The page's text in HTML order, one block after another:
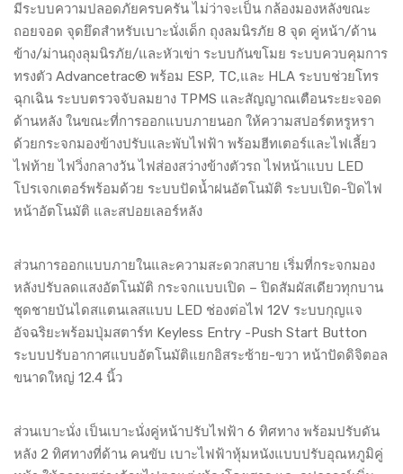
มีระบบความปลอดภัยครบครัน ไม่ว่าจะเป็น กล้องมองหลังขณะ
ถอยจอด จุดยึดสำหรับเบาะนั่งเด็ก ถุงลมนิรภัย 8 จุด คู่หน้า/ด้าน
ข้าง/ม่านถุงลุมนิรภัย/และหัวเข่า ระบบกันขโมย ระบบควบคุมการ
ทรงตัว Advancetrac® พร้อม ESP, TC,และ HLA ระบบช่วยโทร
ฉุกเฉิน ระบบตรวจจับลมยาง TPMS และสัญญาณเตือนระยะจอด
ด้านหลัง ในขณะที่การออกแบบภายนอก ให้ความสปอร์ตหรูหรา
ด้วยกระจกมองข้างปรับและพับไฟฟ้า พร้อมฮีทเตอร์และไฟเลี้ยว
ไฟท้าย ไฟวิ่งกลางวัน ไฟส่องสว่างข้างตัวรถ ไฟหน้าแบบ LED
โปรเจกเตอร์พร้อมด้วย ระบบปัดน้ำฝนอัตโนมัติ ระบบเปิด-ปิดไฟ
หน้าอัตโนมัติ และสปอยเลอร์หลัง
ส่วนการออกแบบภายในและความสะดวกสบาย เริ่มที่กระจกมอง
หลังปรับลดแสงอัตโนมัติ กระจกแบบเปิด – ปิดสัมผัสเดียวทุกบาน
ชุดชายบันไดสแตนเลสแบบ LED ช่องต่อไฟ 12V ระบบกุญแจ
อัจฉริยะพร้อมปุ่มสตาร์ท Keyless Entry -Push Start Button
ระบบปรับอากาศแบบอัตโนมัติแยกอิสระซ้าย-ขวา หน้าปัดดิจิตอล
ขนาดใหญ่ 12.4 นิ้ว
ส่วนเบาะนั่ง เป็นเบาะนั่งคู่หน้าปรับไฟฟ้า 6 ทิศทาง พร้อมปรับดัน
หลัง 2 ทิศทางที่ด้าน คนขับ เบาะไฟฟ้าหุ้มหนังแบบปรับอุณหภูมิคู่